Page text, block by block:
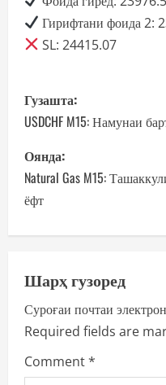
Гирифтани фоида 2:
SL: 24415.07
P
o
s
t
n
v
i
g
Гузашта:
USDCHF M15: Намунаи
Оянда:
Natural Gas M15:
ёфт
Шарҳ гузоред
Суроғаи почтаи
Required fields are
Comment*